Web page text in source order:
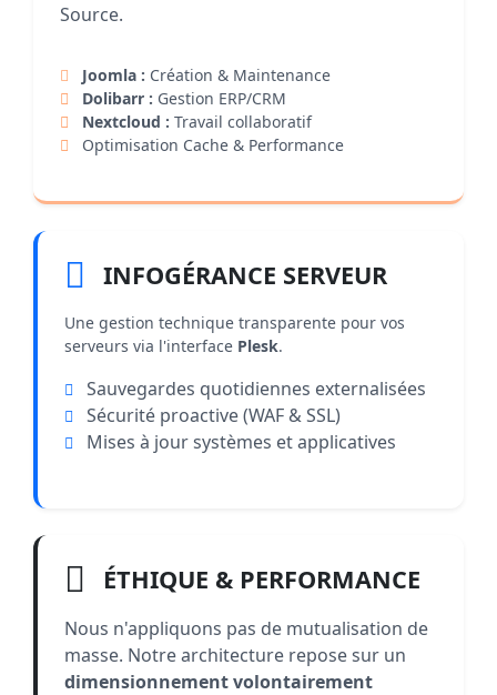
Source.
Joomla : Création & Maintenance
Dolibarr : Gestion ERP/CRM
Nextcloud : Travail collaboratif
Optimisation Cache & Performance
INFOGÉRANCE SERVEUR
Une gestion technique transparente pour vos
serveurs via l'interface Plesk.
Sauvegardes quotidiennes externalisées
Sécurité proactive (WAF & SSL)
Mises à jour systèmes et applicatives
ÉTHIQUE & PERFORMANCE
Nous n'appliquons pas de mutualisation de
masse. Notre architecture repose sur un
dimensionnement volontairement